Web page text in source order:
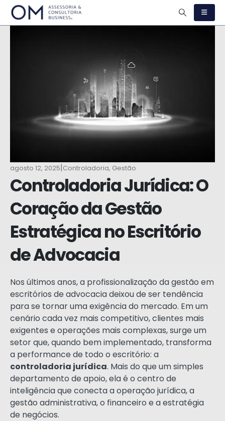
agosto 12, 2025|Controladoria, Gestão
Controladoria Jurídica: O
Coração da Gestão
Estratégica no Escritório
de Advocacia
Nos últimos anos, a profissionalização da gestão em
escritórios de advocacia deixou de ser tendência
para se tornar uma exigência do mercado. Em um
cenário cada vez mais competitivo, clientes mais
exigentes e operações mais complexas, surge um
setor que, quando bem implementado, transforma
a performance de todo o escritório: a
controladoria jurídica. Mais do que um simples
departamento de apoio, ela é o centro de
inteligência que conecta a operação jurídica, a
gestão administrativa, o financeiro e a estratégia
de negócios.